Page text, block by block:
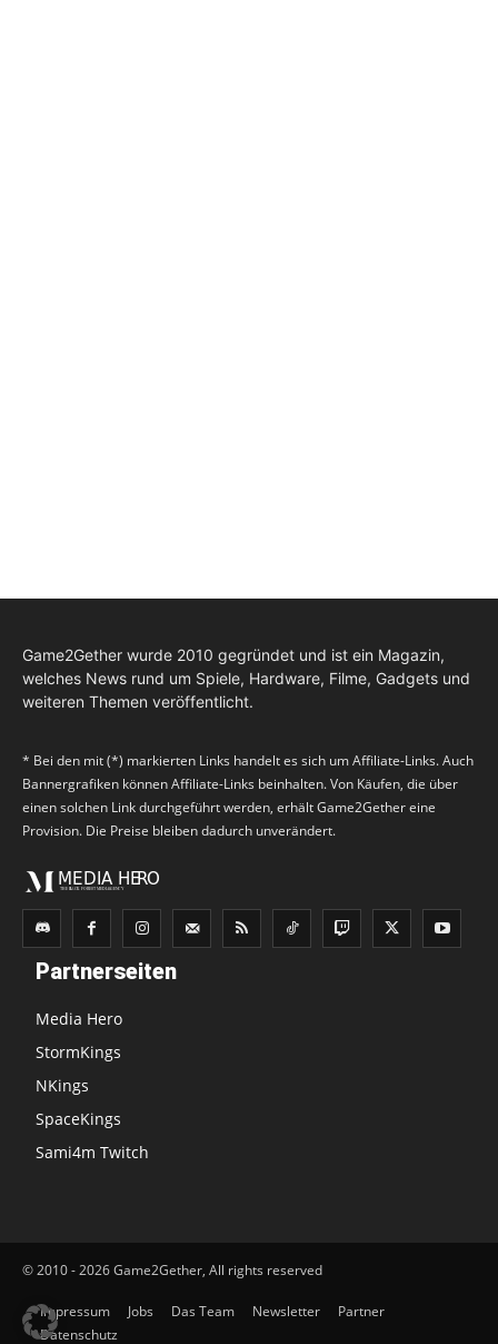
Game2Gether wurde 2010 gegründet und ist ein Magazin,
welches News rund um Spiele, Hardware, Filme, Gadgets und
weiteren Themen veröffentlicht.
* Bei den mit (*) markierten Links handelt es sich um Affiliate-Links. Auch
Bannergrafiken können Affiliate-Links beinhalten. Von Käufen, die über
einen solchen Link durchgeführt werden, erhält Game2Gether eine
Provision. Die Preise bleiben dadurch unverändert.
Partnerseiten
Media Hero
StormKings
NKings
SpaceKings
Sami4m Twitch
© 2010 - 2026 Game2Gether, All rights reserved
Impressum Jobs Das Team Newsletter
Partner
Datenschutz